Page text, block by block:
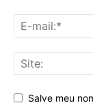
Salve meu